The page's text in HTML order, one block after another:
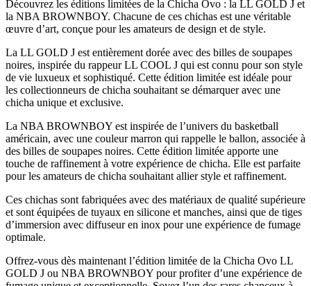
Découvrez les éditions limitées de la Chicha Ovo : la LL GOLD J et
la NBA BROWNBOY. Chacune de ces chichas est une véritable
œuvre d’art, conçue pour les amateurs de design et de style.
La LL GOLD J est entièrement dorée avec des billes de soupapes
noires, inspirée du rappeur LL COOL J qui est connu pour son style
de vie luxueux et sophistiqué. Cette édition limitée est idéale pour
les collectionneurs de chicha souhaitant se démarquer avec une
chicha unique et exclusive.
La NBA BROWNBOY est inspirée de l’univers du basketball
américain, avec une couleur marron qui rappelle le ballon, associée à
des billes de soupapes noires. Cette édition limitée apporte une
touche de raffinement à votre expérience de chicha. Elle est parfaite
pour les amateurs de chicha souhaitant allier style et raffinement.
Ces chichas sont fabriquées avec des matériaux de qualité supérieure
et sont équipées de tuyaux en silicone et manches, ainsi que de tiges
d’immersion avec diffuseur en inox pour une expérience de fumage
optimale.
Offrez-vous dès maintenant l’édition limitée de la Chicha Ovo LL
GOLD J ou NBA BROWNBOY pour profiter d’une expérience de